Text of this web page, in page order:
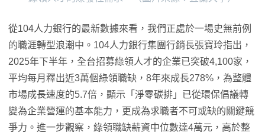
從104人力銀行的最新數據來看，我們正處於一場史無前例
的職涯轉型浪潮中。104人力銀行集團行銷長張寶玲指出，
2025年下半年，全台招募綠領人才的企業已突破4,100家，
平均每月釋出近3萬個綠領職缺，8年來成長278%，為整體
市場成長速度的5.7倍，顯示「淨零碳排」已從環保倡議轉
變為企業營運的基本能力，更成為求職者不可或缺的關鍵競
爭力。進一步觀察，綠領職缺薪資中位數達4萬元，高於整